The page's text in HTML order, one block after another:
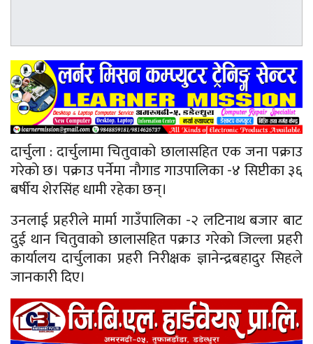
दार्चुला : दार्चुलामा चितुवाको छालासहित एक जना पक्राउ
गरेकाे छ। पक्राउ पर्नेमा नाैगाड गाउपालिका -४ सिप्टीका ३६
बर्षीय शेरसिंह धामी रहेका छन्।
उनलाई प्रहरीले मार्मा गाउँपालिका -२ लटिनाथ बजार बाट
दुई थान चितुवाको छालासहित पक्राउ गरेकाे जिल्ला प्रहरी
कार्यालय दार्चुलाका प्रहरी निरीक्षक ज्ञानेन्द्रबहादुर सिहले
जानकारी दिए।